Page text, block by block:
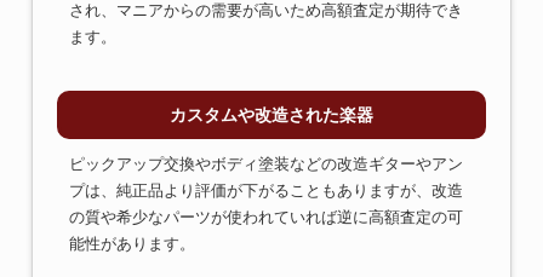
され、マニアからの需要が高いため高額査定が期待でき
ます。
カスタムや改造された楽器
ピックアップ交換やボディ塗装などの改造ギターやアン
プは、純正品より評価が下がることもありますが、改造
の質や希少なパーツが使われていれば逆に高額査定の可
能性があります。